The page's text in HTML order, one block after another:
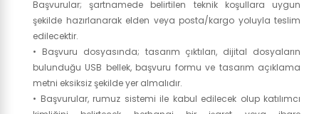
Başvurular; şartnamede belirtilen teknik koşullara uygun
şekilde hazırlanarak elden veya posta/kargo yoluyla teslim
edilecektir.
• Başvuru dosyasında; tasarım çıktıları, dijital dosyaların
bulunduğu USB bellek, başvuru formu ve tasarım açıklama
metni eksiksiz şekilde yer almalıdır.
• Başvurular, rumuz sistemi ile kabul edilecek olup katılımcı